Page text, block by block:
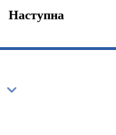
Наступна